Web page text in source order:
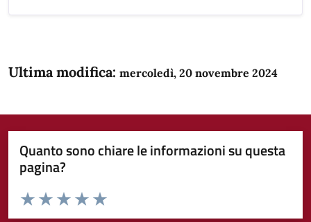
Ultima modifica: mercoledì, 20 novembre 2024
Quanto sono chiare le informazioni su questa
pagina?
Domanda
Valuta da 1 a 5 stelle la pagina
Valuta 5 stelle su 5
Valuta 4 stelle su 5
Valuta 3 stelle su 5
Valuta 2 stelle su 5
Valuta 1 stelle su 5